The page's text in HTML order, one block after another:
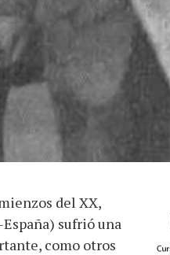
del XX,
sufrió una
como otros